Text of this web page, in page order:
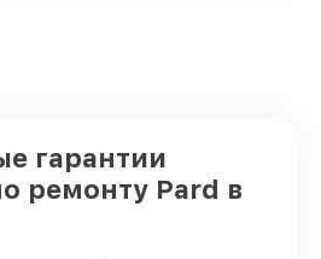
гарантии
ремонту Pard в